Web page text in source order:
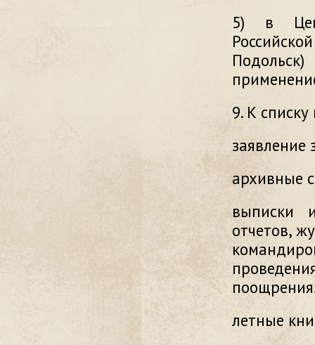
5) в
9. К
заявление
архивные
выписки
отчетов,
летные